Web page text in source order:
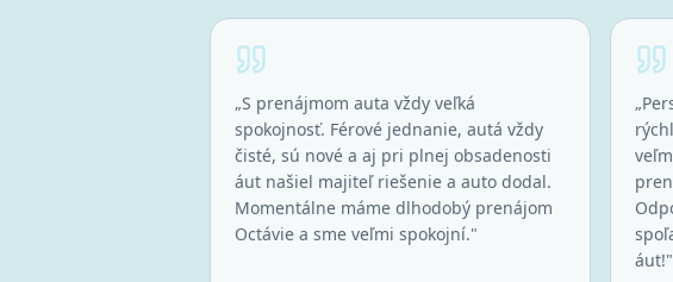
„S prenájmom auta vždy veľká
spokojnosť. Férové jednanie, autá vždy
čisté, sú nové a aj pri plnej obsadenosti
áut našiel majiteľ riešenie a auto dodal.
Momentálne máme dlhodobý prenájom
Octávie a sme veľmi spokojní."
„
áut!"